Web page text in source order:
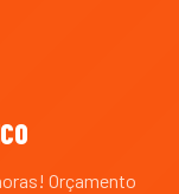
Orçamento